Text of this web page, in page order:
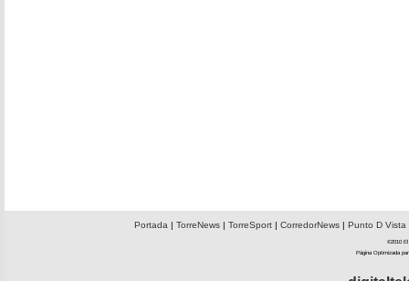
Portada | TorreNews| TorreSport| CorredorNews| Punto D Vista
©2010 El
Página Optimizada